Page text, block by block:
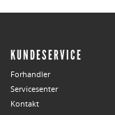
KUNDESERVICE
Forhandler
Servicesenter
Kontakt